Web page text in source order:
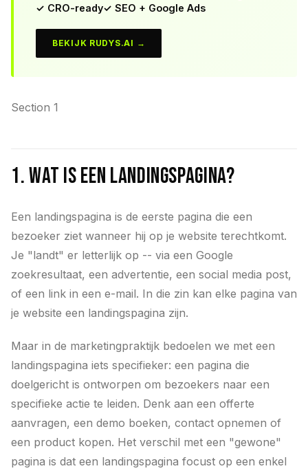
✓ CRO-ready✓ SEO + Google Ads
BEKIJK RUDYS.AI →
Section 1
1. Wat is een landingspagina?
Een landingspagina is de eerste pagina die een
bezoeker ziet wanneer hij op je website terechtkomt.
Je "landt" er letterlijk op -- via een Google
zoekresultaat, een advertentie, een social media post,
of een link in een e-mail. In die zin kan elke pagina van
je website een landingspagina zijn.
Maar in de marketingpraktijk bedoelen we met een
landingspagina iets specifieker: een pagina die
doelgericht is ontworpen om bezoekers naar een
specifieke actie te leiden. Denk aan een offerte
aanvragen, een demo boeken, contact opnemen of
een product kopen. Het verschil met een "gewone"
pagina is dat een landingspagina focust op een enkel